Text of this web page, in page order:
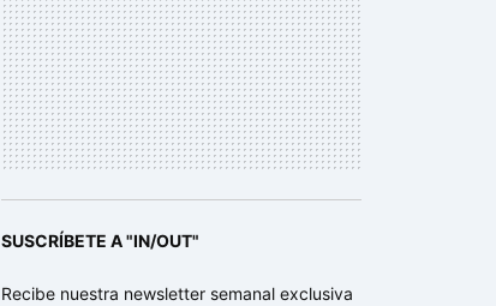
SUSCRÍBETE A "IN/OUT"
Recibe nuestra newsletter semanal exclusiva